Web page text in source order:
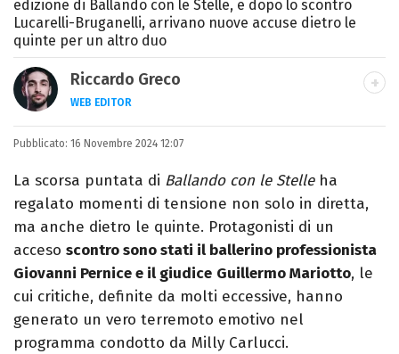
edizione di Ballando con le Stelle, e dopo lo scontro
Lucarelli-Bruganelli, arrivano nuove accuse dietro le
quinte per un altro duo
Riccardo Greco
WEB EDITOR
LINKEDIN
Si avvicina all'editoria studiando all'IED
come Fashion Editor. Si specializza poi in
Comunicazione digitale, Giornalismo e
Nuovi media presso La Sapienza,
collaborando con alcune testate ed uffici
stampa.
Pubblicato: 16 Novembre 2024 12:07
La scorsa puntata di Ballando con le Stelleha
regalato momenti di tensione non solo in diretta,
ma anche dietro le quinte. Protagonisti di un
acceso scontro sono stati il ballerino professionista
Giovanni Pernice e il giudice Guillermo Mariotto, le
cui critiche, definite da molti eccessive, hanno
generato un vero terremoto emotivo nel
programma condotto da Milly Carlucci.